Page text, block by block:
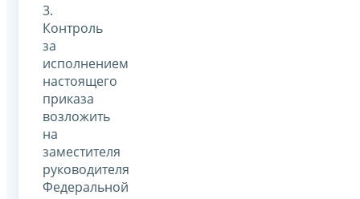
3.
Контроль
за
исполнением
настоящего
приказа
возложить
на
заместителя
руководителя
Федеральной